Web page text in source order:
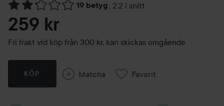
19 betyg , 2.2 i snitt
Hoppa till Betyg & kommentarer
259 kr
Fri frakt vid köp från 300 kr, kan skickas omgående
KÖP Matcha Favorit